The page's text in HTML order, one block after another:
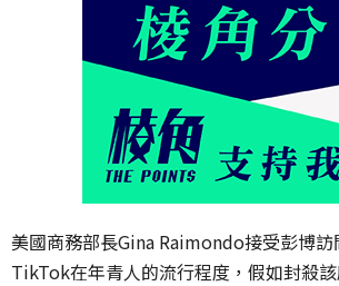
美國商務部長Gina Raimondo接受彭博
TikTok在年青人的流行程度，假如封殺